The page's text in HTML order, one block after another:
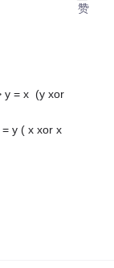
y = x (y xor
y ( x xor x
赞